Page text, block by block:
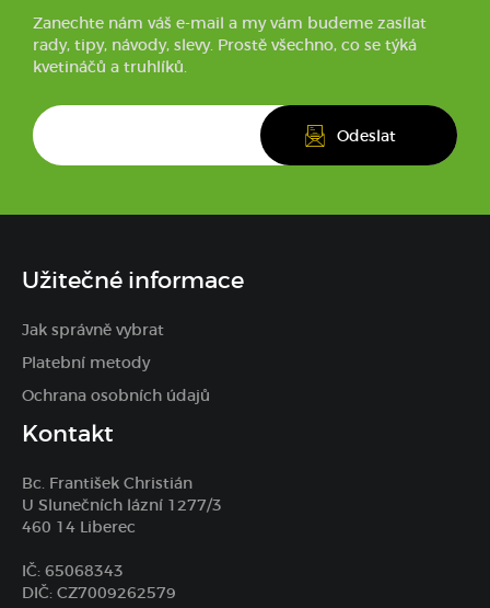
Zanechte nám váš e-mail a my vám budeme zasílat
rady, tipy, návody, slevy. Prostě všechno, co se týká
kvetináčů a truhlíků.
Užitečné informace
Jak správně vybrat
Platební metody
Ochrana osobních údajů
Kontakt
Bc. František Christián
U Slunečních lázní 1277/3
460 14 Liberec
IČ: 65068343
DIČ: CZ7009262579